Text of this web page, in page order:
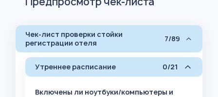
Чек-лист проверки стойки
регистрации отеля
7/89
Утреннее расписание 0/21
Включены ли ноутбуки/компьютеры и